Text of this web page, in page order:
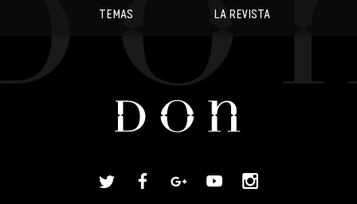
TEMAS LA REVISTA